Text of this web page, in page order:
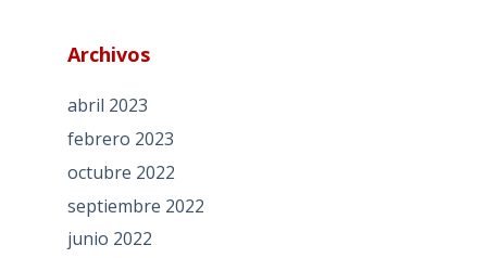
Archivos
abril 2023
febrero 2023
octubre 2022
septiembre 2022
junio 2022